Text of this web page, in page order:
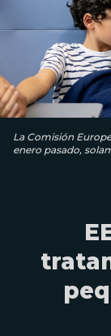
La Comisión
enero pasado,